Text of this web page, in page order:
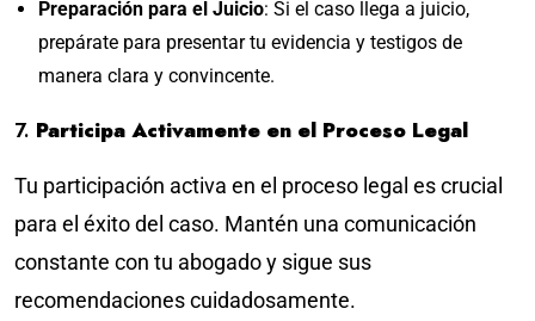
Preparación para el Juicio: Si el caso llega a juicio,
prepárate para presentar tu evidencia y testigos de
manera clara y convincente.
7. Participa Activamente en el Proceso Legal
Tu participación activa en el proceso legal es crucial
para el éxito del caso. Mantén una comunicación
constante con tu abogado y sigue sus
recomendaciones cuidadosamente.